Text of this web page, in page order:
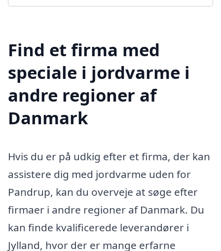
Find et firma med
speciale i jordvarme i
andre regioner af
Danmark
Hvis du er på udkig efter et firma, der kan
assistere dig med jordvarme uden for
Pandrup, kan du overveje at søge efter
firmaer i andre regioner af Danmark. Du
kan finde kvalificerede leverandører i
Jylland, hvor der er mange erfarne